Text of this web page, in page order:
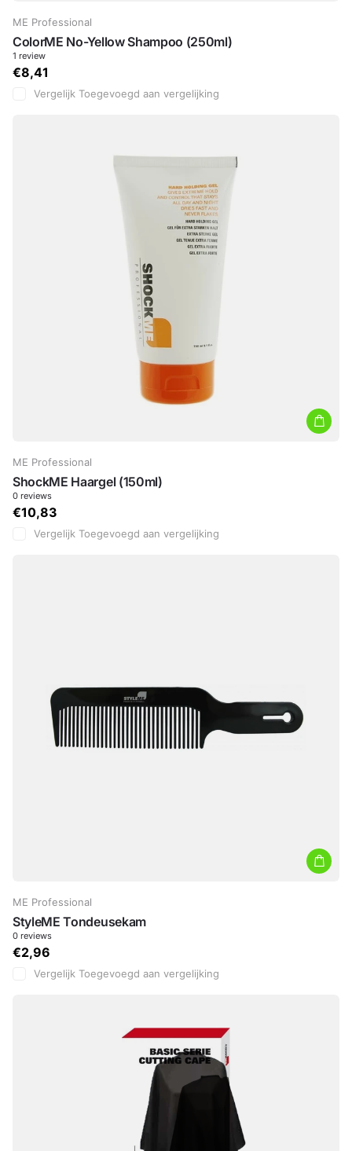
ME Professional
ColorME No-Yellow Shampoo (250ml)
1 review
€8,41
Vergelijk Toegevoegd aan vergelijking
ME Professional
ShockME Haargel (150ml)
0 reviews
€10,83
Vergelijk Toegevoegd aan vergelijking
ME Professional
StyleME Tondeusekam
0 reviews
€2,96
Vergelijk Toegevoegd aan vergelijking